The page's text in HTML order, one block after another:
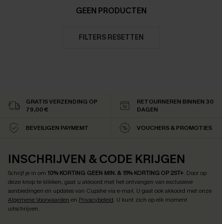
GEEN PRODUCTEN
FILTERS RESETTEN
GRATIS VERZENDING OP
79,00 €
RETOURNEREN BINNEN 30
DAGEN
BEVEILIGEN PAYMEMT VOUCHERS & PROMOTIES
INSCHRIJVEN & CODE KRIJGEN
Schrijf je in om 10% KORTING GEEN MIN. & 15% KORTING OP 2ST+. Door op
deze knop te klikken, gaat u akkoord met het ontvangen van exclusieve
aanbiedingen en updates van Cupshe via e-mail. U gaat ook akkoord met onze
Algemene Voorwaarden en Privacybeleid. U kunt zich op elk moment
uitschrijven.